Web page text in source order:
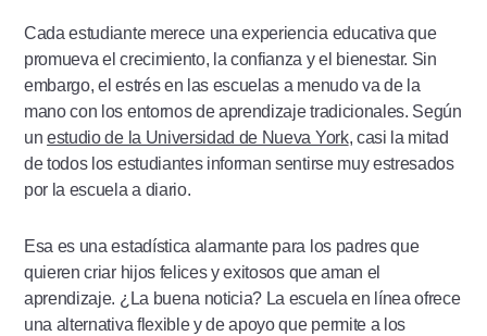
Cada estudiante merece una experiencia educativa que
promueva el crecimiento, la confianza y el bienestar. Sin
embargo, el estrés en las escuelas a menudo va de la
mano con los entornos de aprendizaje tradicionales. Según
unestudio de la Universidad de Nueva York, casi la mitad
de todos los estudiantes informan sentirse muy estresados
por la escuela a diario.
Esa es una estadística alarmante para los padres que
quieren criar hijos felices y exitosos que aman el
aprendizaje. ¿La buena noticia? La escuela en línea ofrece
una alternativa flexible y de apoyo que permite a los